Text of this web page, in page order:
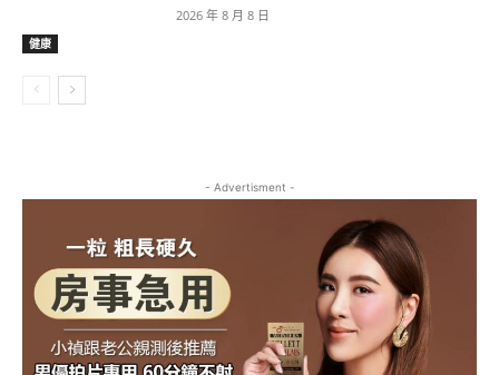
健康
2026 年 8 月 8 日
- Advertisment -